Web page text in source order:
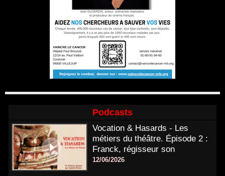
Podcasts
Vocation & Hasards - Les
métiers du théâtre. Épisode 2 :
Franck, régisseur son
12/06/2026